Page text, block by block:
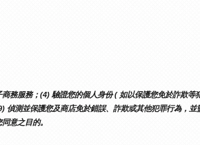
務服務；(4) 驗證您的個人身份 ( 如以保護您免於詐欺等
測並保護您及商店免於錯誤、詐欺或其他犯罪行為，並
意之目的。